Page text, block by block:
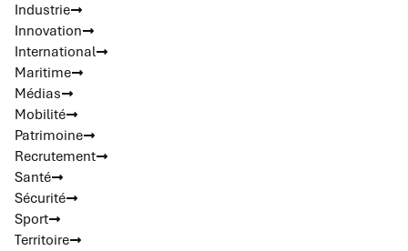
Industrie
Innovation
International
Maritime
Médias
Mobilité
Patrimoine
Recrutement
Santé
Sécurité
Sport
Territoire